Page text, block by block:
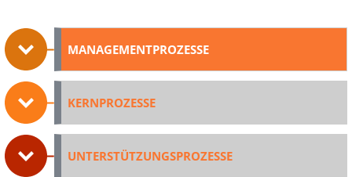
MANAGEMENTPROZESSE
KERNPROZESSE
UNTERSTÜTZUNGSPROZESSE